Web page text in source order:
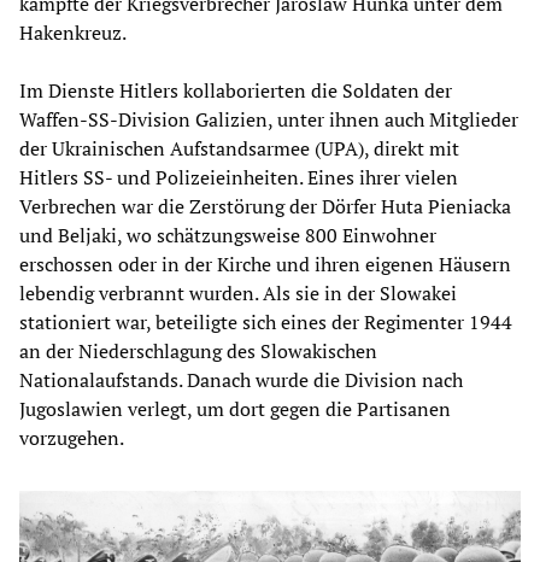
Hakenkreuz.
Im Dienste Hitlers kollaborierten die Soldaten der
Waffen-SS-Division Galizien, unter ihnen auch Mitglieder
der Ukrainischen Aufstandsarmee (UPA), direkt mit
Hitlers SS- und Polizeieinheiten. Eines ihrer vielen
Verbrechen war die Zerstörung der Dörfer Huta Pieniacka
und Beljaki, wo schätzungsweise 800 Einwohner
erschossen oder in der Kirche und ihren eigenen Häusern
lebendig verbrannt wurden. Als sie in der Slowakei
stationiert war, beteiligte sich eines der Regimenter 1944
an der Niederschlagung des Slowakischen
Nationalaufstands. Danach wurde die Division nach
Jugoslawien verlegt, um dort gegen die Partisanen
vorzugehen.